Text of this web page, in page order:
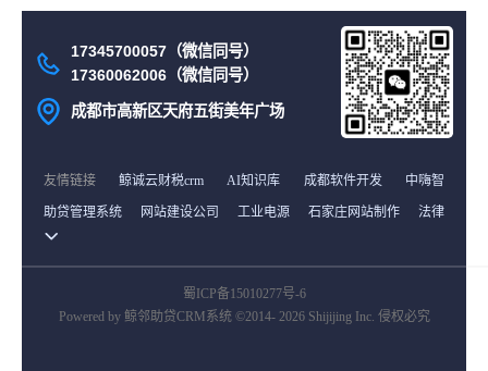
17345700057（微信同号）
17360062006（微信同号）
成都市高新区天府五街美年广场
友情链接 鲸诚云财税crm AI知识库 成都软件开发 中嗨智
助贷管理系统 网站建设公司 工业电源 石家庄网站制作 法律
龙岩商业网
石家庄网站建设 未知文明 国外服务器
蜀ICP备15010277号-6
Powered by 鲸邻助贷CRM系统 ©2014- 2026 Shijijing Inc. 侵权必究